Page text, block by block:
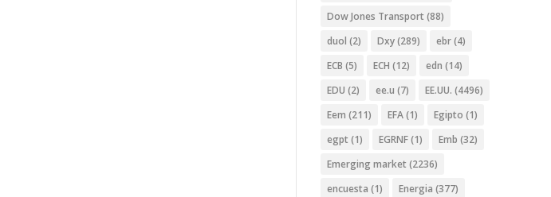
Dow Jones Transport (88)
duol (2) Dxy(289) ebr(4)
ECB (5) ECH (12) edn (14)
EDU (2) ee.u (7) EE.UU. (4496)
Eem (211) EFA(1) Egipto (1)
egpt (1) EGRNF(1) Emb (32)
Emerging market (2236)
encuesta (1) Energia (377)